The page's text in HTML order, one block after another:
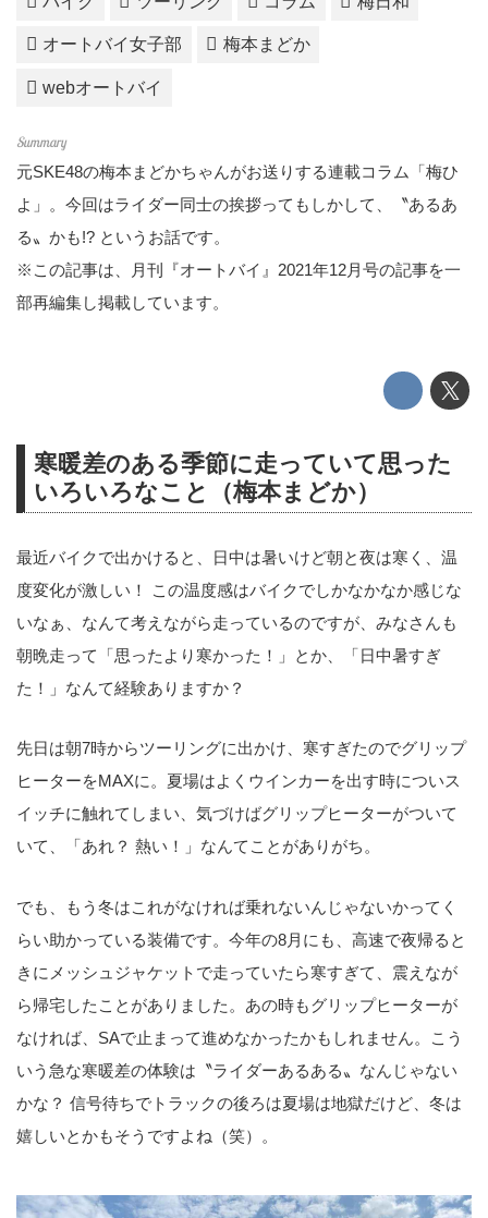
オートバイ女子部 梅本まどか
webオートバイ
元SKE48の梅本まどかちゃんがお送りする連載コラム「梅ひ
よ」。今回はライダー同士の挨拶ってもしかして、〝あるあ
る〟かも!? というお話です。
※この記事は、月刊『オートバイ』2021年12月号の記事を一
部再編集し掲載しています。
寒暖差のある季節に走っていて思った
いろいろなこと（梅本まどか）
最近バイクで出かけると、日中は暑いけど朝と夜は寒く、温
度変化が激しい！ この温度感はバイクでしかなかなか感じな
いなぁ、なんて考えながら走っているのですが、みなさんも
朝晩走って「思ったより寒かった！」とか、「日中暑すぎ
た！」なんて経験ありますか？
先日は朝7時からツーリングに出かけ、寒すぎたのでグリップ
ヒーターをMAXに。夏場はよくウインカーを出す時についス
イッチに触れてしまい、気づけばグリップヒーターがついて
いて、「あれ？ 熱い！」なんてことがありがち。
でも、もう冬はこれがなければ乗れないんじゃないかってく
らい助かっている装備です。今年の8月にも、高速で夜帰ると
きにメッシュジャケットで走っていたら寒すぎて、震えなが
ら帰宅したことがありました。あの時もグリップヒーターが
なければ、SAで止まって進めなかったかもしれません。こう
いう急な寒暖差の体験は〝ライダーあるある〟なんじゃない
かな？ 信号待ちでトラックの後ろは夏場は地獄だけど、冬は
嬉しいとかもそうですよね（笑）。